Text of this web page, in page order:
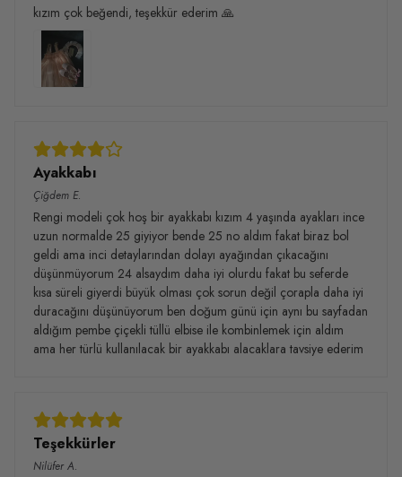
kızım çok beğendi, teşekkür ederim 🙏
Ayakkabı
Çiğdem E.
Rengi modeli çok hoş bir ayakkabı kızım 4 yaşında ayakları ince
uzun normalde 25 giyiyor bende 25 no aldım fakat biraz bol
geldi ama inci detaylarından dolayı ayağından çıkacağını
düşünmüyorum 24 alsaydım daha iyi olurdu fakat bu seferde
kısa süreli giyerdi büyük olması çok sorun değil çorapla daha iyi
duracağını düşünüyorum ben doğum günü için aynı bu sayfadan
aldığım pembe çiçekli tüllü elbise ile kombinlemek için aldım
ama her türlü kullanılacak bir ayakkabı alacaklara tavsiye ederim
Teşekkürler
Nilüfer A.